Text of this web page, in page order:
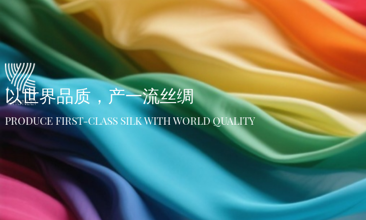
以世界品质，产一流丝绸
PRODUCE FIRST-CLASS SILK WITH WORLD QUALITY